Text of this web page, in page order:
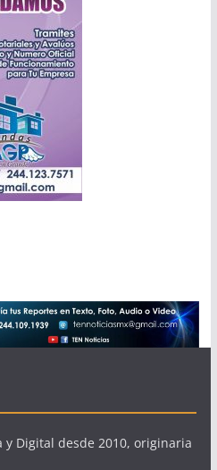
y Digital desde 2010, originaria